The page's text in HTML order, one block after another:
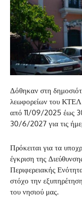
Δόθηκαν στη
λεωφορείων του ΚΤΕΛ
από 11/09/2025 έως
30/6/2027 για τις
Πρόκειται για τα
έγκριση της
Περιφερειακής
στόχο την
του νησιού μας.